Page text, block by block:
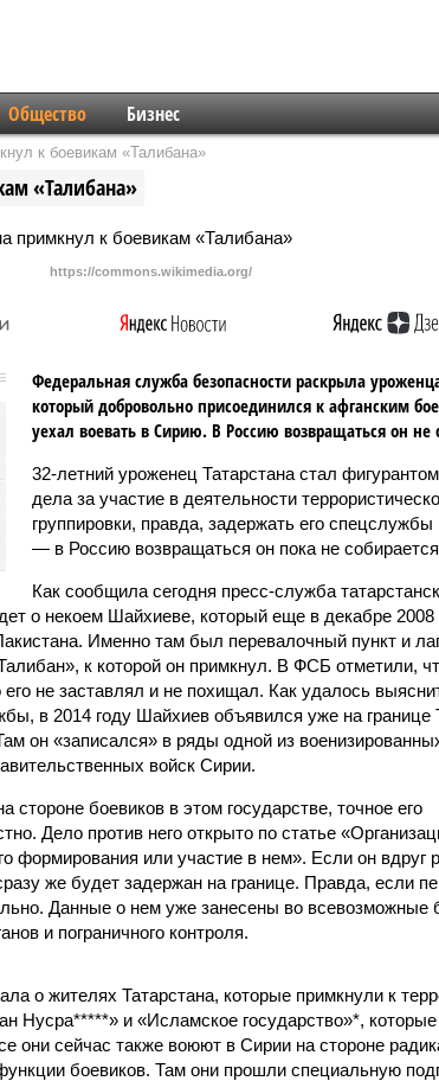
Общество Бизнес
к боевикам «Талибана»
«Талибана»
https://commons.wikimedia.org/
Федеральная служба безопасности раскрыла
который добровольно присоединился к афганским
уехал воевать в Сирию. В Россию возвращаться он не
32-летний уроженец Татарстана стал фигурантом
дела за участие в деятельности
группировки, правда, задержать его спецслужбы
— в Россию возвращаться он пока не
Как сообщила сегодня пресс-служба
о некоем Шайхиеве, который еще в декабре 2008
Именно там был перевалочный пункт и
к которой он примкнул. В ФСБ отметили,
не заставлял и не похищал. Как удалось
в 2014 году Шайхиев объявился уже на границе
он «записался» в ряды одной из
войск Сирии.
стороне боевиков в этом государстве, точное его
Дело против него открыто по статье
формирования или участие в нем». Если он вдруг
же будет задержан на границе. Правда, если
Данные о нем уже занесены во всевозможные
и пограничного контроля.
о жителях Татарстана, которые примкнули к
Нусра*****» и «Исламское государство»*,
они сейчас также воюют в Сирии на стороне
боевиков. Там они прошли специальную